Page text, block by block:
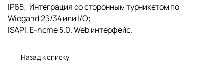
IP65; Интеграция со сторонным турникетом по
Wiegand 26/34 или I/O;
ISAPI, E-home 5.0. Web интерфейс.
Назад к списку